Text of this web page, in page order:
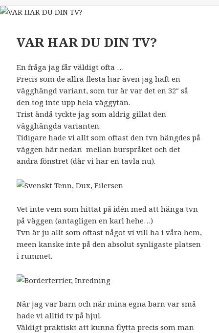
VAR HAR DU DIN TV?
En fråga jag får väldigt ofta …
Precis som de allra flesta har även jag haft en
vägghängd variant, som tur är var det en 32″ så
den tog inte upp hela väggytan.
Trist ändå tyckte jag som aldrig gillat den
vägghängda varianten.
Tidigare hade vi allt som oftast den tvn hängdes på
väggen här nedan mellan burspråket och det
andra fönstret (där vi har en tavla nu).
Vet inte vem som hittat på idén med att hänga tvn
på väggen (antagligen en karl hehe…)
Tvn är ju allt som oftast något vi vill ha i våra hem,
meen kanske inte på den absolut synligaste platsen
i rummet.
När jag var barn och när mina egna barn var små
hade vi alltid tv på hjul.
Väldigt praktiskt att kunna flytta precis som man